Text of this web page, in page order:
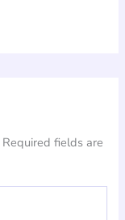
Required fields are